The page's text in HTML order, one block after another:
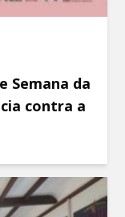
Semana da
contra a